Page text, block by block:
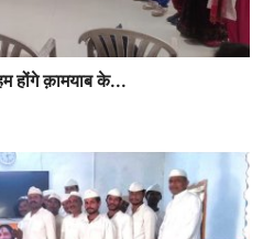
होंगे क़ामयाब के...